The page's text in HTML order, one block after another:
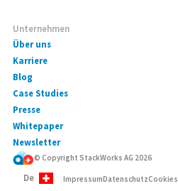
Unternehmen
Über uns
Karriere
Blog
Case Studies
Presse
Whitepaper
Newsletter
© Copyright StackWorks AG 2026
De ImpressumDatenschutzCookies